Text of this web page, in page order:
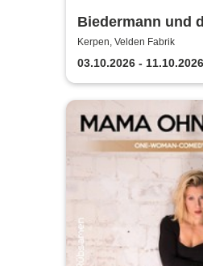
Biedermann und
Brandstifter -
Theaterensemble
e.V.
Kerpen, Velden Fabrik
03.10.2026 - 11.10.2026